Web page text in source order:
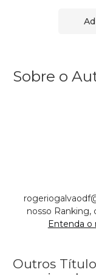
Sobre o
nosso
Entenda o
Outros